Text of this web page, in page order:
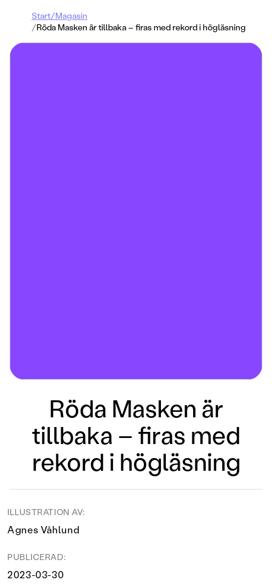
Start/Magasin
/Röda Masken är tillbaka – firas med rekord i högläsning
Röda Masken är
tillbaka – firas med
rekord i högläsning
ILLUSTRATION AV:
Agnes Våhlund
PUBLICERAD:
2023-03-30